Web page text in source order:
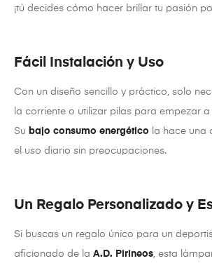
¡tú decides cómo hacer brillar tu pasión
Fácil Instalación y Uso
Con un diseño sencillo y práctico, solo
la corriente o utilizar pilas para empezar a
Su bajo consumo energético la hace una
el uso diario sin preocupaciones.
Un Regalo Personalizado y
Si buscas un regalo único para un
aficionado de la A.D. Pirineos, esta